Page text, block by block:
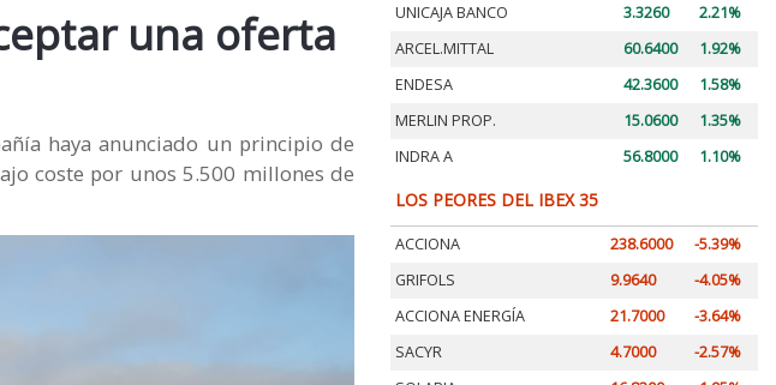
una oferta
haya anunciado un principio de
coste por unos 5.500 millones de
UNICAJA BANCO 3.3260
2.21%
ARCEL.MITTAL
60.6400
1.92%
ENDESA
42.3600
1.58%
MERLIN PROP.
15.0600
1.35%
INDRA A
56.8000 1.10%
LOS PEORES DEL IBEX 35
ACCIONA 238.6000
-5.39%
GRIFOLS
9.9640
-4.05%
ACCIONA ENERGÍA
21.7000
-3.64%
SACYR
4.7000
-2.57%